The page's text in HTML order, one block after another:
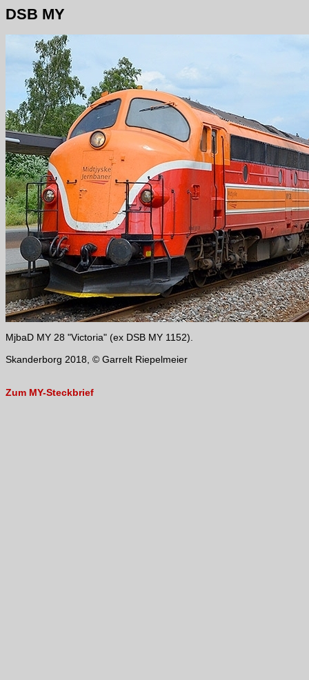
DSB MY
MjbaD MY 28 "Victoria" (ex DSB MY 1152).
Skanderborg 2018, © Garrelt Riepelmeier
Zum MY-Steckbrief